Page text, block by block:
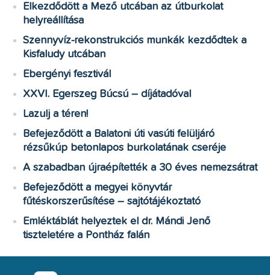
Elkezdődött a Mező utcában az útburkolat
helyreállítása
Szennyvíz-rekonstrukciós munkák kezdődtek a
Kisfaludy utcában
Ebergényi fesztivál
XXVI. Egerszeg Búcsú – díjátadóval
Lazulj a téren!
Befejeződött a Balatoni úti vasúti felüljáró
rézsűkúp betonlapos burkolatának cseréje
A szabadban újraépítették a 30 éves nemezsátrat
Befejeződött a megyei könyvtár
fűtéskorszerűsítése – sajtótájékoztató
Emléktáblát helyeztek el dr. Mándi Jenő
tiszteletére a Pontház falán